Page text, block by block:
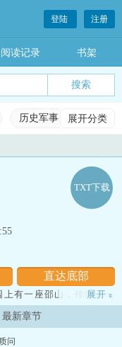
登陆 注册
阅读记录 书架
历史军事 科幻灵
展开分类
情
完本小说
直达底部
TXT下载
有一座邵山，传闻邵山
新闻:比他大两岁的大四
，在邵山遇害了。可就
他正活生生站在自己面
展开 »
最新章节
问